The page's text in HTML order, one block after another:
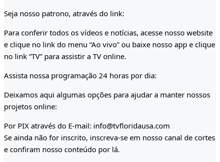
Seja nosso patrono, através do link:
Para conferir todos os vídeos e notícias, acesse nosso website
e clique no link do menu “Ao vivo” ou baixe nosso app e clique
no link “TV” para assistir a TV online.
Assista nossa programação 24 horas por dia:
Deixamos aqui algumas opções para ajudar a manter nossos
projetos online:
Por PIX através do E-mail: info@tvfloridausa.com
Se ainda não for inscrito, inscreva-se em nosso canal de cortes
e confiram nosso conteúdo por lá.